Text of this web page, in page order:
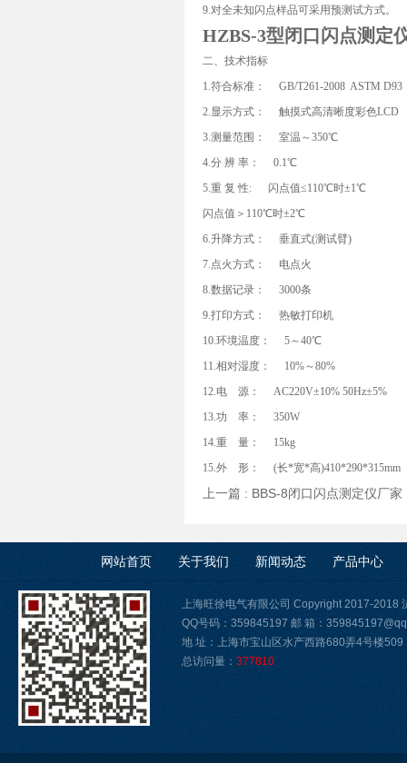
9.对全未知闪点样品可采用预测试方式。
HZBS-3型闭口闪点测定
二、技术指标
1.符合标准： GB/T261-2008 ASTM D93
2.显示方式： 触摸式高清晰度彩色LCD
3.测量范围： 室温～350℃
4.分 辨 率： 0.1℃
5.重 复 性: 闪点值≤110℃时±1℃
闪点值＞110℃时±2℃
6.升降方式： 垂直式(测试臂)
7.点火方式： 电点火
8.数据记录： 3000条
9.打印方式： 热敏打印机
10.环境温度： 5～40℃
11.相对湿度： 10%～80%
12.电 源： AC220V±10% 50Hz±5%
13.功 率： 350W
14.重 量： 15kg
15.外 形： (长*宽*高)410*290*315mm
上一篇 : BBS-8闭口闪点测定仪厂家
网站首页 关于我们 新闻动态 产品中心
上海旺徐电气有限公司 Copyright 2017-2018
QQ号码：359845197 邮 箱：
地 址：上海市宝山区水产西路680弄4号楼509
总访问量： 377810